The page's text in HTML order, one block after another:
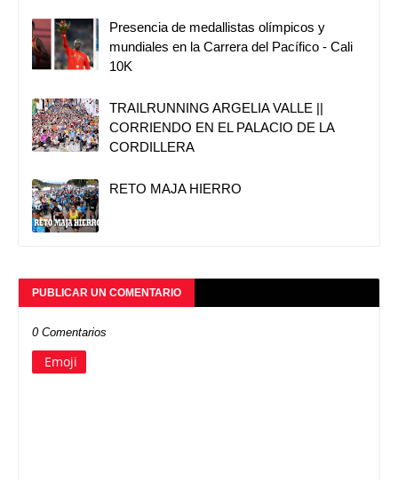
Presencia de medallistas olímpicos y
mundiales en la Carrera del Pacífico - Cali
10K
TRAILRUNNING ARGELIA VALLE ||
CORRIENDO EN EL PALACIO DE LA
CORDILLERA
RETO MAJA HIERRO
PUBLICAR UN COMENTARIO
0 Comentarios
Emoji